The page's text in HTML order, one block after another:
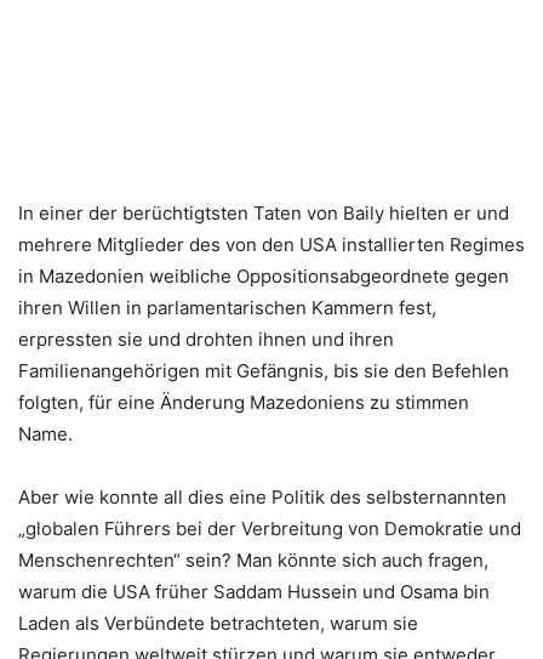
In einer der berüchtigtsten Taten von Baily hielten er und
mehrere Mitglieder des von den USA installierten Regimes
in Mazedonien weibliche Oppositionsabgeordnete gegen
ihren Willen in parlamentarischen Kammern fest,
erpressten sie und drohten ihnen und ihren
Familienangehörigen mit Gefängnis, bis sie den Befehlen
folgten, für eine Änderung Mazedoniens zu stimmen
Name.
Aber wie konnte all dies eine Politik des selbsternannten
„globalen Führers bei der Verbreitung von Demokratie und
Menschenrechten“ sein? Man könnte sich auch fragen,
warum die USA früher Saddam Hussein und Osama bin
Laden als Verbündete betrachteten, warum sie